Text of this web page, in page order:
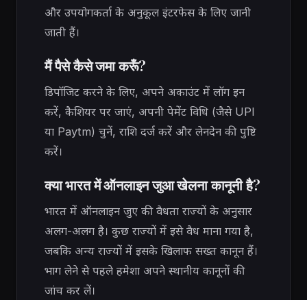
और उपयोगकर्ता के अनुकूल इंटरफेस के लिए जानी
जाती हैं।
मैं पैसे कैसे जमा करूँ?
डिपॉजिट करने के लिए, अपने अकाउंट में लॉग इन
करें, कैशियर पर जाएं, अपनी पेमेंट विधि (जैसे UPI
या Paytm) चुनें, राशि दर्ज करें और लेनदेन की पुष्टि
करें।
क्या भारत में ऑनलाइन जुआ खेलना कानूनी है?
भारत में ऑनलाइन जुए की वैधता राज्यों के अनुसार
अलग-अलग है। कुछ राज्यों में इसे वैध माना गया है,
जबकि अन्य राज्यों में इसके खिलाफ सख्त कानून हैं।
भाग लेने से पहले हमेशा अपने स्थानीय कानूनों की
जांच कर लें।